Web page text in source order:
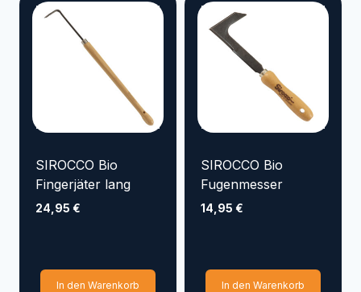
SIROCCO Bio
Fingerjäter lang
24,95 €
In den Warenkorb
SIROCCO Bio
Fugenmesser
14,95 €
In den Warenkorb